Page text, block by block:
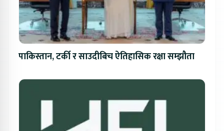
पाकिस्तान, टर्की र साउदीबिच ऐतिहासिक रक्षा सम्झौता